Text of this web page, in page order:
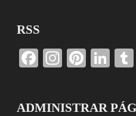
RSS
Facebook
Instagram
ADMINISTRAR